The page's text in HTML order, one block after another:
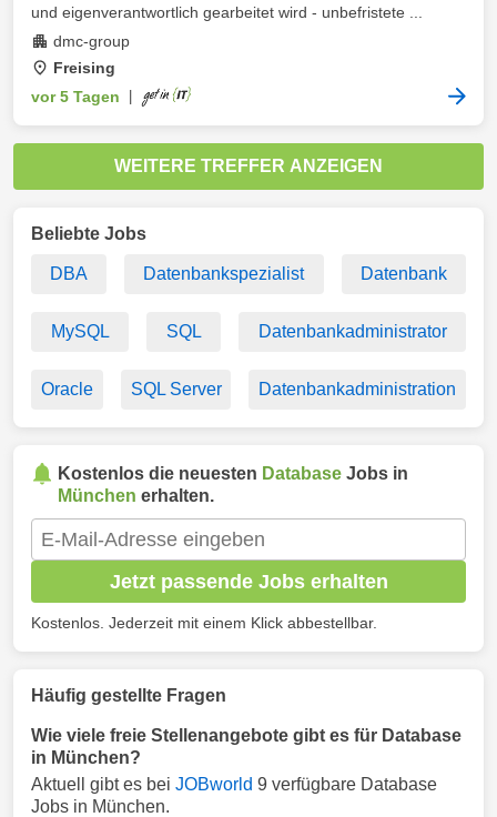
und eigenverantwortlich gearbeitet wird - unbefristete ...
dmc-group
Freising
vor 5 Tagen
WEITERE TREFFER ANZEIGEN
Beliebte Jobs
DBA Datenbankspezialist Datenbank
MySQL SQL Datenbankadministrator
Oracle SQL Server Datenbankadministration
Kostenlos die neuesten Database Jobs in
München erhalten.
Jetzt passende Jobs erhalten
Kostenlos. Jederzeit mit einem Klick abbestellbar.
Häufig gestellte Fragen
Wie viele freie Stellenangebote gibt es für Database
in München?
Aktuell gibt es bei JOBworld 9 verfügbare Database
Jobs in München.